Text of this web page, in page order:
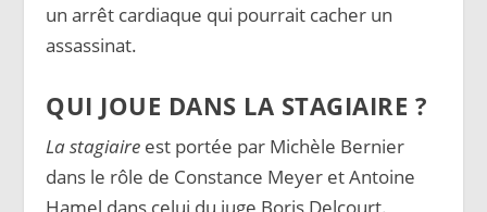
un arrêt cardiaque qui pourrait cacher un
assassinat.
QUI JOUE DANS LA STAGIAIRE ?
La stagiaire est portée par Michèle Bernier
dans le rôle de Constance Meyer et Antoine